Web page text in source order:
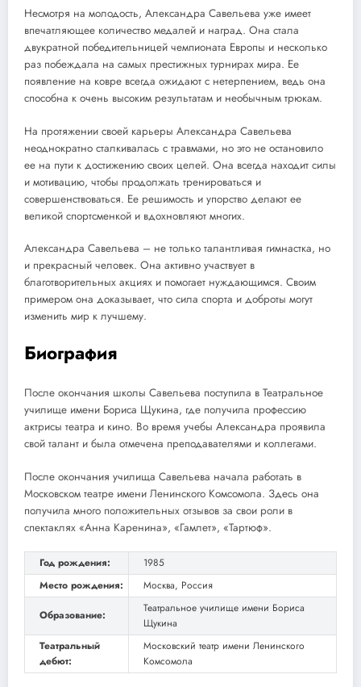
Несмотря на молодость, Александра Савельева уже имеет
впечатляющее количество медалей и наград. Она стала
двукратной победительницей чемпионата Европы и несколько
раз побеждала на самых престижных турнирах мира. Ее
появление на ковре всегда ожидают с нетерпением, ведь она
способна к очень высоким результатам и необычным трюкам.
На протяжении своей карьеры Александра Савельева
неоднократно сталкивалась с травмами, но это не остановило
ее на пути к достижению своих целей. Она всегда находит силы
и мотивацию, чтобы продолжать тренироваться и
совершенствоваться. Ее решимость и упорство делают ее
великой спортсменкой и вдохновляют многих.
Александра Савельева – не только талантливая гимнастка, но
и прекрасный человек. Она активно участвует в
благотворительных акциях и помогает нуждающимся. Своим
примером она доказывает, что сила спорта и доброты могут
изменить мир к лучшему.
Биография
После окончания школы Савельева поступила в Театральное
училище имени Бориса Щукина, где получила профессию
актрисы театра и кино. Во время учебы Александра проявила
свой талант и была отмечена преподавателями и коллегами.
После окончания училища Савельева начала работать в
Московском театре имени Ленинского Комсомола. Здесь она
получила много положительных отзывов за свои роли в
спектаклях «Анна Каренина», «Гамлет», «Тартюф».
Год рождения:
1985
Место рождения:
Москва, Россия
Образование:
Театральное училище имени Бориса
Щукина
Театральный
дебют:
Московский театр имени Ленинского
Комсомола